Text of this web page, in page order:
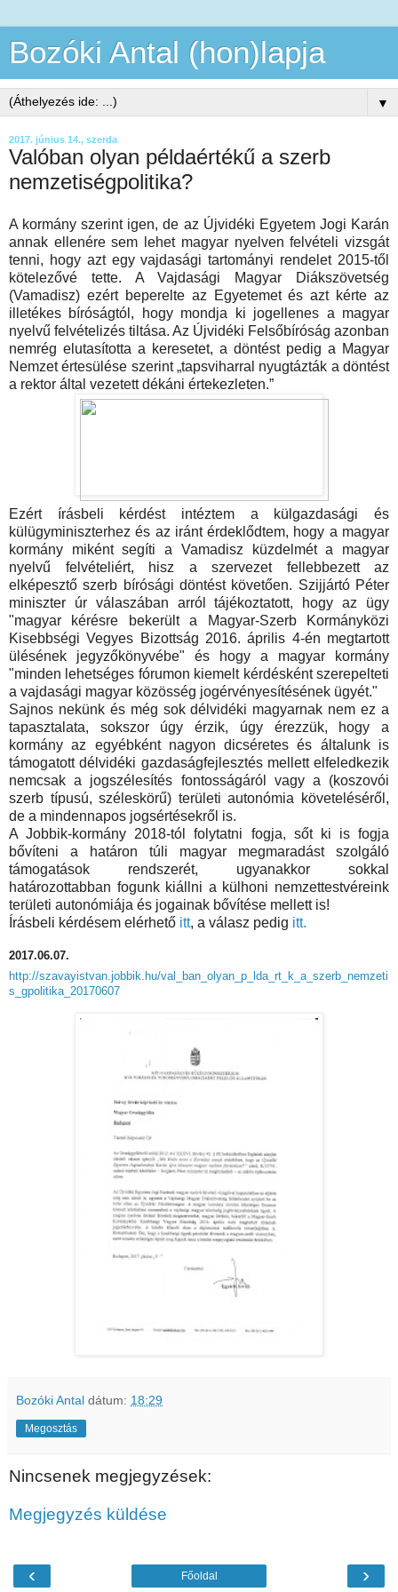
Bozóki Antal (hon)lapja
▼
2017. június 14., szerda
Valóban olyan példaértékű a szerb
nemzetiségpolitika?
A kormány szerint igen, de az Újvidéki Egyetem Jogi Karán
annak ellenére sem lehet magyar nyelven felvételi vizsgát
tenni, hogy azt egy vajdasági tartományi rendelet 2015-től
kötelezővé tette. A Vajdasági Magyar Diákszövetség
(Vamadisz) ezért beperelte az Egyetemet és azt kérte az
illetékes bíróságtól, hogy mondja ki jogellenes a magyar
nyelvű felvételizés tiltása. Az Újvidéki Felsőbíróság azonban
nemrég elutasította a keresetet, a döntést pedig a Magyar
Nemzet értesülése szerint „tapsviharral nyugtázták a döntést
a rektor által vezetett dékáni értekezleten.”
Ezért írásbeli kérdést intéztem a külgazdasági és
külügyminiszterhez és az iránt érdeklődtem, hogy a magyar
kormány miként segíti a Vamadisz küzdelmét a magyar
nyelvű felvételiért, hisz a szervezet fellebbezett az
elképesztő szerb bírósági döntést követően. Szijjártó Péter
miniszter úr válaszában arról tájékoztatott, hogy az ügy
"magyar kérésre bekerült a Magyar-Szerb Kormányközi
Kisebbségi Vegyes Bizottság 2016. április 4-én megtartott
ülésének jegyzőkönyvébe" és hogy a magyar kormány
"minden lehetséges fórumon kiemelt kérdésként szerepelteti
a vajdasági magyar közösség jogérvényesítésének ügyét."
Sajnos nekünk és még sok délvidéki magyarnak nem ez a
tapasztalata, sokszor úgy érzik, úgy érezzük, hogy a
kormány az egyébként nagyon dicséretes és általunk is
támogatott délvidéki gazdaságfejlesztés mellett elfeledkezik
nemcsak a jogszélesítés fontosságáról vagy a (koszovói
szerb típusú, széleskörű) területi autonómia követeléséről,
de a mindennapos jogsértésekről is.
A Jobbik-kormány 2018-tól folytatni fogja, sőt ki is fogja
bővíteni a határon túli magyar megmaradást szolgáló
támogatások rendszerét, ugyanakkor sokkal
határozottabban fogunk kiállni a külhoni nemzettestvéreink
területi autonómiája és jogainak bővítése mellett is!
Írásbeli kérdésem elérhető itt, a válasz pedig itt.
2017.06.07.
http://szavayistvan.jobbik.hu/val_ban_olyan_p_lda_rt_k_a_szerb_nemzeti
s_gpolitika_20170607
Bozóki Antal dátum: 18:29
Megosztás
Nincsenek megjegyzések:
Megjegyzés küldése
‹ ›
Főoldal